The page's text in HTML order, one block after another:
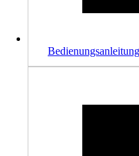
Bedienungsanleitung